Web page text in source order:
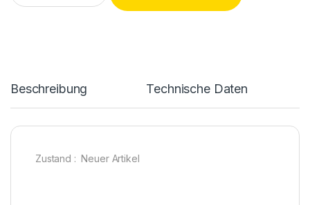
Beschreibung Technische Daten
Zustand : Neuer Artikel